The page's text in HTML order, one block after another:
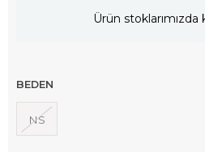
Ürün stoklarımızda
BEDEN
NS